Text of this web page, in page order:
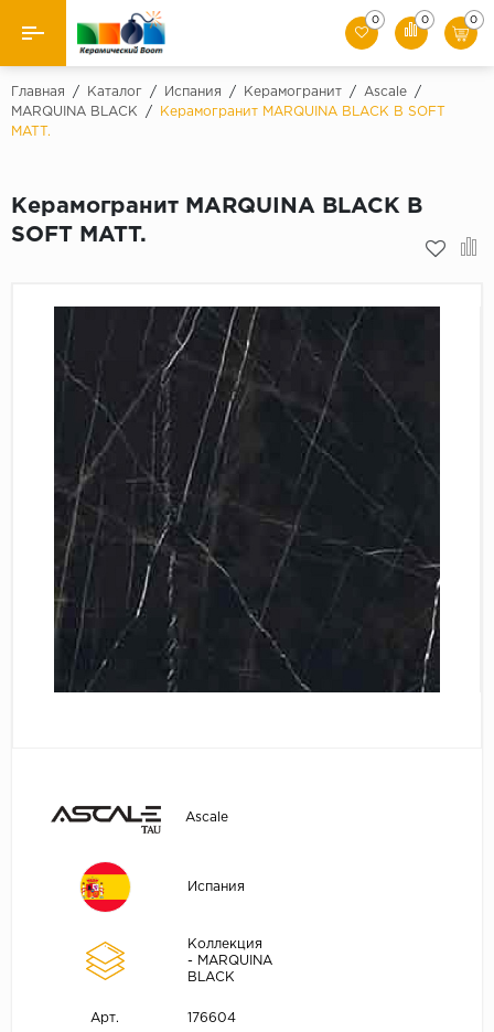
Назад
Производители
Керамогранит
Искусственный камень
Клинкер
0 0 0
Главная / Каталог / Испания / Керамогранит / Ascale
/
MARQUINA BLACK
/
Керамогранит MARQUINA BLACK B SOFT
MATT.
Керамогранит MARQUINA BLACK B
SOFT MATT.
Ascale
Испания
Коллекция
- MARQUINA
BLACK
Арт. 176604